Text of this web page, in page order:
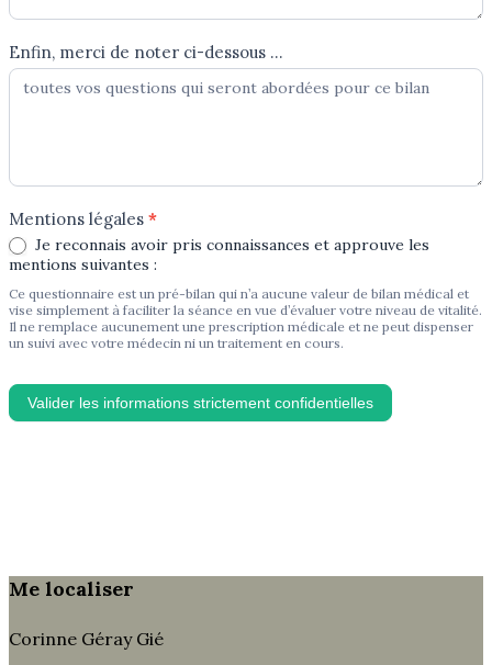
Enfin, merci de noter ci-dessous ...
Mentions légales *
Je reconnais avoir pris connaissances et approuve les
mentions suivantes :
Ce questionnaire est un pré-bilan qui n’a aucune valeur de bilan médical et
vise simplement à faciliter la séance en vue d’évaluer votre niveau de vitalité.
Il ne remplace aucunement une prescription médicale et ne peut dispenser
un suivi avec votre médecin ni un traitement en cours.
Valider les informations strictement confidentielles
Me localiser
Corinne Géray Gié